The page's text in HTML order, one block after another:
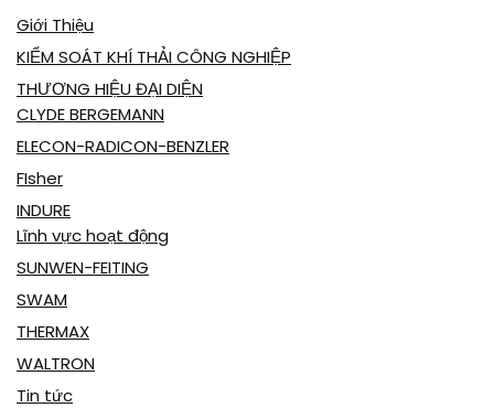
Giới Thiệu
KIỂM SOÁT KHÍ THẢI CÔNG NGHIỆP
THƯƠNG HIỆU ĐẠI DIỆN
CLYDE BERGEMANN
ELECON-RADICON-BENZLER
FIsher
INDURE
Lĩnh vực hoạt động
SUNWEN-FEITING
SWAM
THERMAX
WALTRON
Tin tức